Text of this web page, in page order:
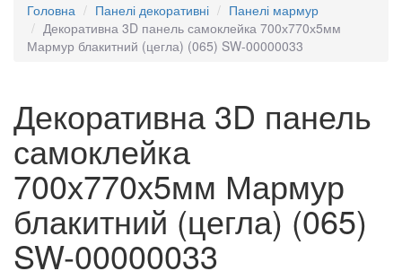
Головна Панелі декоративні
Панелі мармур
Декоративна 3D панель самоклейка 700х770х5мм
Мармур блакитний (цегла) (065) SW-00000033
Декоративна 3D панель
самоклейка
700х770х5мм Мармур
блакитний (цегла) (065)
SW-00000033